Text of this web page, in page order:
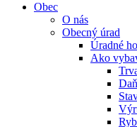
Obec
O nás
Obecný úrad
Úradné
Ako